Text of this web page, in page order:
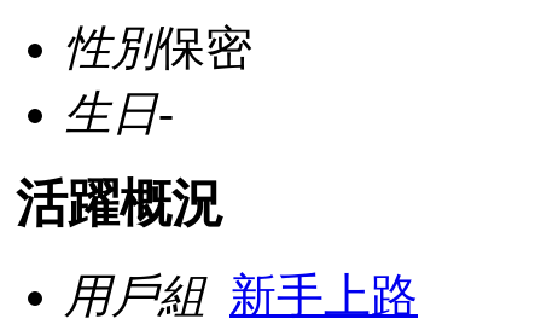
性別保密
生日-
活躍概況
用戶組 新手上路